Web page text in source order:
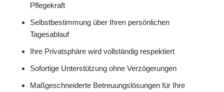
Pflegekraft
Selbstbestimmung über Ihren persönlichen
Tagesablauf
Ihre Privatsphäre wird vollständig respektiert
Sofortige Unterstützung ohne Verzögerungen
Maßgeschneiderte Betreuungslösungen für Ihre